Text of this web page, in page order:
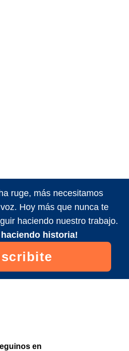
ruge, más necesitamos
Hoy más que nunca te
haciendo nuestro trabajo.
haciendo historia!
en